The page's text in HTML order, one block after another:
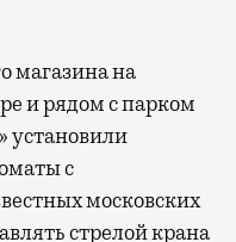
магазина на
и рядом с парком
установили
с
московских
стрелой крана